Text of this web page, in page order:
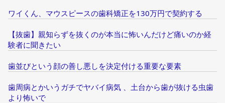
ワイくん、マウスピースの歯科矯正を130万円で契約する
【抜歯】親知らずを抜くのが本当に怖いんだけど痛いのか経
験者に聞きたい
歯並びという顔の善し悪しを決定付ける重要な要素
歯周病とかいうガチでヤバイ病気 、土台から歯が抜ける虫歯
より怖いで